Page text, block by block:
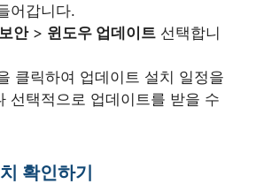
어갑니다.
안> 윈도우 업데이트 선택합니
클릭하여 업데이트 설치 일정을
선택적으로 업데이트를 받을 수
확인하기